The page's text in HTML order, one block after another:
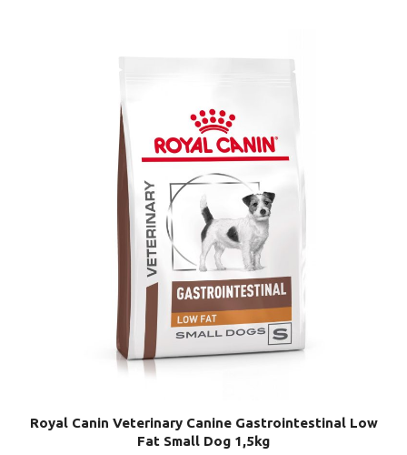
Royal Canin Veterinary Canine Gastrointestinal Low
Fat Small Dog 1,5kg